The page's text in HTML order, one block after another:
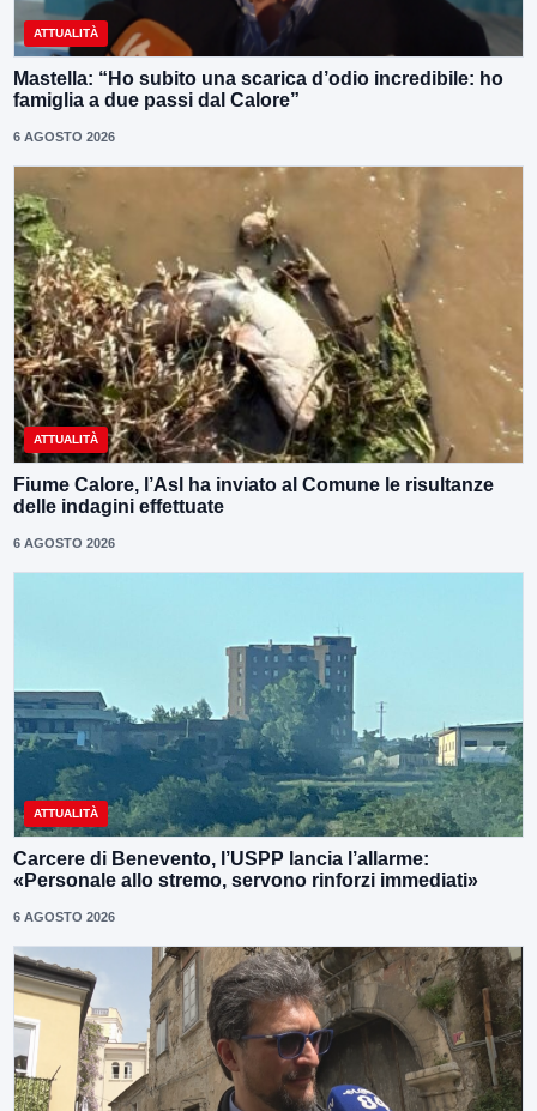
ATTUALITÀ
Mastella: “Ho subito una scarica d’odio incredibile: ho
famiglia a due passi dal Calore”
6 AGOSTO 2026
ATTUALITÀ
Fiume Calore, l’Asl ha inviato al Comune le risultanze
delle indagini effettuate
6 AGOSTO 2026
ATTUALITÀ
Carcere di Benevento, l’USPP lancia l’allarme:
«Personale allo stremo, servono rinforzi immediati»
6 AGOSTO 2026